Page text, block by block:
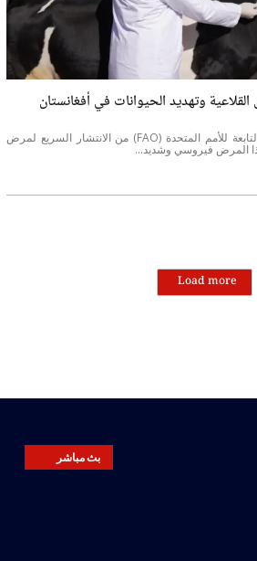
وتهديد الحيوانات في أفغانستان
حذّرت منظمة الأغذية والزراعة التابعة للأمم المتحدة (FAO) من الانتشار السريع لمرض
Load more
بث مباشر